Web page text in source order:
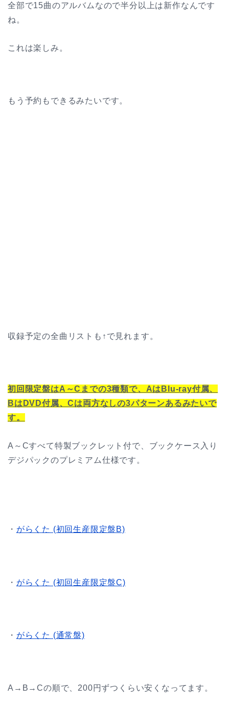
全部で15曲のアルバムなので半分以上は新作なんです
ね。
これは楽しみ。
もう予約もできるみたいです。
収録予定の全曲リストも↑で見れます。
初回限定盤はA～Cまでの3種類で、AはBlu-ray付属、
BはDVD付属、Cは両方なしの3パターンあるみたいで
す。
A～Cすべて特製ブックレット付で、ブックケース入り
デジパックのプレミアム仕様です。
・ がらくた (初回生産限定盤B)
・ がらくた (初回生産限定盤C)
・ がらくた (通常盤)
A→B→Cの順で、200円ずつくらい安くなってます。